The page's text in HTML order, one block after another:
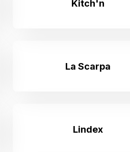
Kitch'n
La Scarpa
Lindex